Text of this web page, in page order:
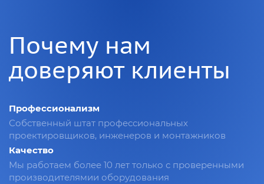
Почему нам
доверяют клиенты
Профессионализм
Собственный штат профессиональных
проектировщиков, инженеров и монтажников
Качество
Мы работаем более 10 лет только с проверенными
производителямии оборудования